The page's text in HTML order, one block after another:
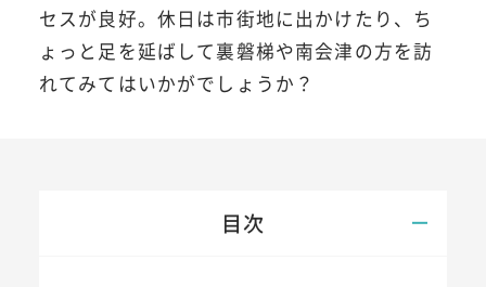
セスが良好。休日は市街地に出かけたり、ち
ょっと足を延ばして裏磐梯や南会津の方を訪
れてみてはいかがでしょうか？
目次